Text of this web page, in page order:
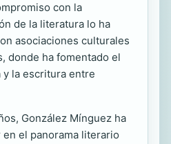
con la
de la literatura lo ha
asociaciones culturales
donde ha fomentado el
la escritura entre
González Mínguez ha
el panorama literario